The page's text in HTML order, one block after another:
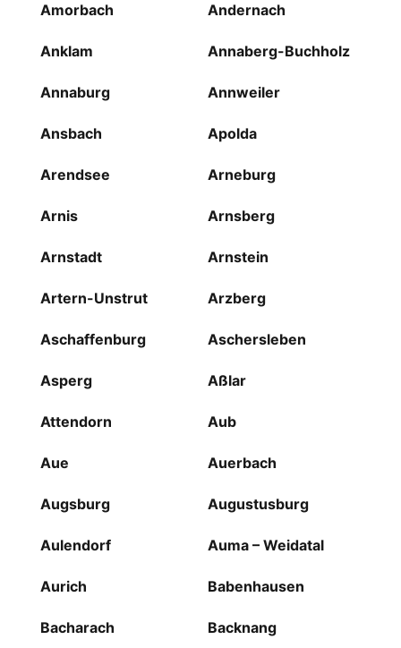
Amorbach Andernach
Anklam Annaberg-Buchholz
Annaburg Annweiler
Ansbach Apolda
Arendsee Arneburg
Arnis Arnsberg
Arnstadt Arnstein
Artern-Unstrut Arzberg
Aschaffenburg Aschersleben
Asperg Aßlar
Attendorn Aub
Aue Auerbach
Augsburg Augustusburg
Aulendorf Auma – Weidatal
Aurich Babenhausen
Bacharach Backnang